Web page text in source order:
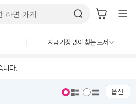
지금 가장 많이 찾는 도서
니다.
옵션